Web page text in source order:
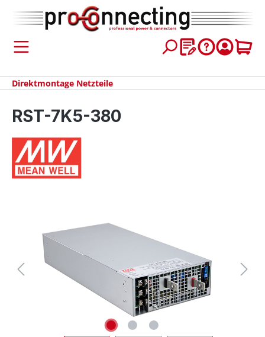
springen
Direktmontage Netzteile
RST-7K5-380